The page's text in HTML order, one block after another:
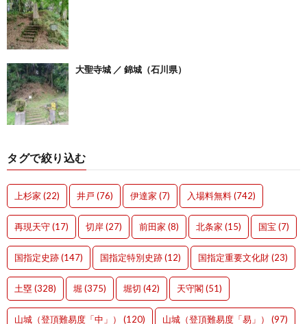
大聖寺城 ／ 錦城（石川県）
タグで絞り込む
上杉家 (22) 井戸 (76) 伊達家 (7) 入場料無料(742)
再現天守(17) 切岸(27) 前田家 (8) 北条家 (15) 国宝 (7)
国指定史跡(147) 国指定特別史跡(12) 国指定重要文化財(23)
土塁 (328) 堀 (375) 堀切 (42) 天守閣(51)
山城（登頂難易度「中」） (120) 山城（登頂難易度「易」） (97)